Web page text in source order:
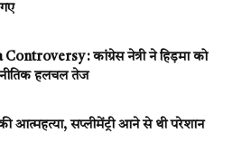
: कांग्रेस नेत्री ने हिड़मा को
हलचल तेज
आत्महत्या, सप्लीमेंट्री आने से थी परेशान